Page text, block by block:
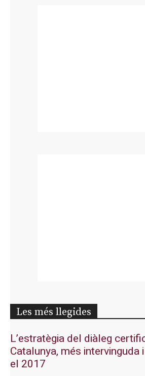
Les més llegides
L’estratègia del diàleg
Catalunya, més intervinguda
el 2017